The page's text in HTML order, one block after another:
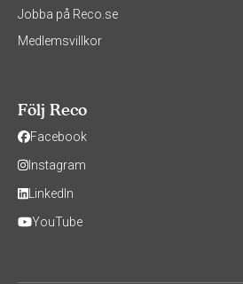
Jobba på Reco.se
Medlemsvillkor
Följ Reco
Facebook
Instagram
LinkedIn
YouTube